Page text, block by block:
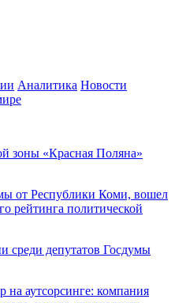
Аналитика Новости
зоны «Красная Поляна»
от Республики Коми, вошел
рейтинга политической
среди депутатов Госдумы
на аутсорсинге: компания